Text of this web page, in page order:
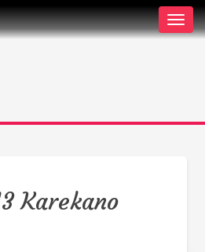
Karekano